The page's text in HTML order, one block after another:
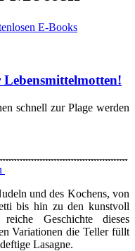
E-Books
schnell zur Plage werden
und des Kochens, von
bis hin zu den kunstvoll
Geschichte dieses
Variationen die Teller füllt
Lasagne.